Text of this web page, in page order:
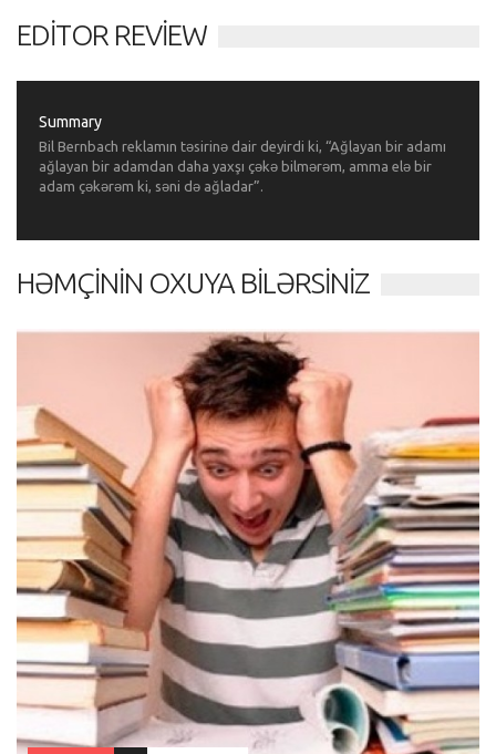
EDITOR REVIEW
Summary
Bil Bernbach reklamın təsirinə dair deyirdi ki, “Ağlayan bir adamı
ağlayan bir adamdan daha yaxşı çəkə bilmərəm, amma elə bir
adam çəkərəm ki, səni də ağladar”.
HƏMÇININ OXUYA BILƏRSINIZ